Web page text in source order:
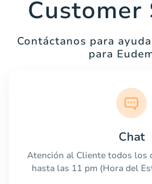
Customer
Contáctanos para
para
Chat
Atención al Cliente todos los
hasta las 11 pm (Hora del